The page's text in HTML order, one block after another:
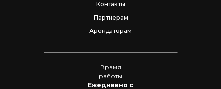
Арендаторам
Контакты
Партнерам
Время
работы
Ежедневно с